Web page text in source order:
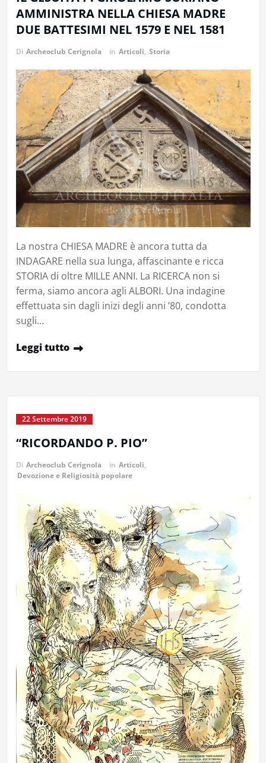
AMMINISTRA NELLA CHIESA MADRE
DUE BATTESIMI NEL 1579 E NEL 1581
Di Archeoclub Cerignola in Articoli, Storia
La nostra CHIESA MADRE è ancora tutta da
INDAGARE nella sua lunga, affascinante e ricca
STORIA di oltre MILLE ANNI. La RICERCA non si
ferma, siamo ancora agli ALBORI. Una indagine
effettuata sin dagli inizi degli anni ’80, condotta
sugli…
Leggi tutto
22 Settembre 2019
“RICORDANDO P. PIO”
Di Archeoclub Cerignola in Articoli,
Devozione e Religiosità popolare